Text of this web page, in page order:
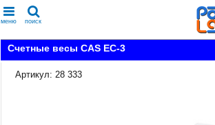
меню поиск
Счетные весы CAS EC-3
Артикул: 28 333